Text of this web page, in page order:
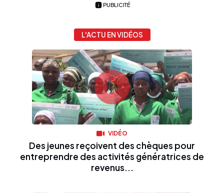
PUBLICITÉ
L'ACTU EN VIDÉOS
VIDÉO
Des jeunes reçoivent des chèques pour
entreprendre des activités génératrices de
revenus...